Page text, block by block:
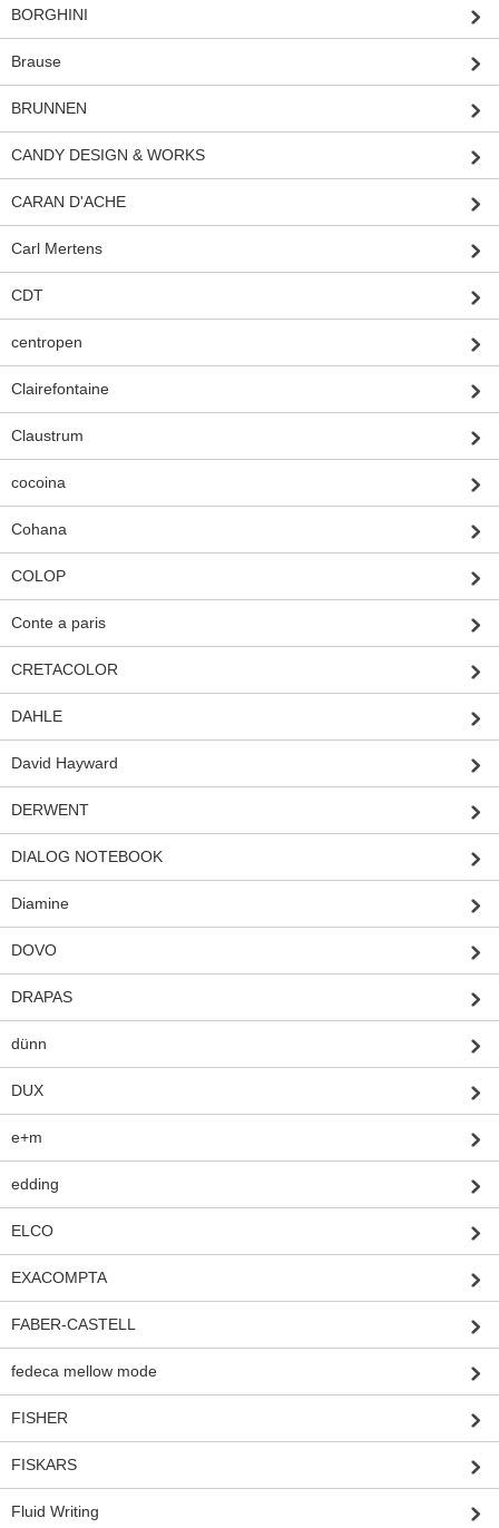
BORGHINI
Brause
BRUNNEN
CANDY DESIGN & WORKS
CARAN D'ACHE
Carl Mertens
CDT
centropen
Clairefontaine
Claustrum
cocoina
Cohana
COLOP
Conte a paris
CRETACOLOR
DAHLE
David Hayward
DERWENT
DIALOG NOTEBOOK
Diamine
DOVO
DRAPAS
dünn
DUX
e+m
edding
ELCO
EXACOMPTA
FABER-CASTELL
fedeca mellow mode
FISHER
FISKARS
Fluid Writing